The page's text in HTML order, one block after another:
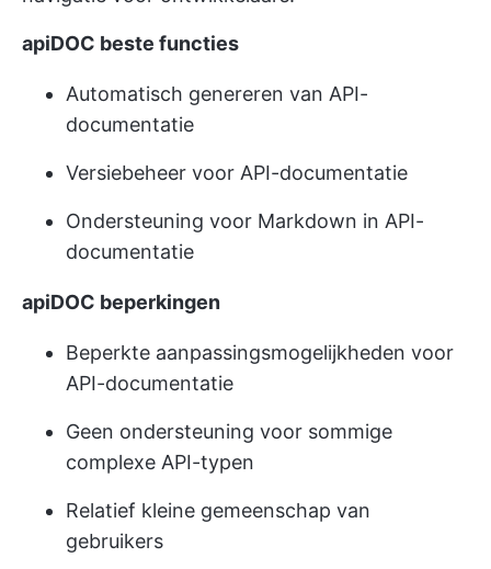
apiDOC beste functies
Automatisch genereren van API-
documentatie
Versiebeheer voor API-documentatie
Ondersteuning voor Markdown in API-
documentatie
apiDOC beperkingen
Beperkte aanpassingsmogelijkheden voor
API-documentatie
Geen ondersteuning voor sommige
complexe API-typen
Relatief kleine gemeenschap van
gebruikers